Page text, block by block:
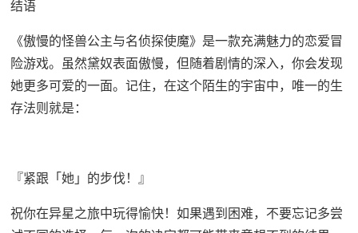
结语
《傲慢的怪兽公主与名侦探使魔》是一款充满魅力的恋爱冒
险游戏。虽然黛奴表面傲慢，但随着剧情的深入，你会发现
她更多可爱的一面。记住，在这个陌生的宇宙中，唯一的生
存法则就是：
『紧跟「她」的步伐！』
祝你在异星之旅中玩得愉快！如果遇到困难，不要忘记多尝